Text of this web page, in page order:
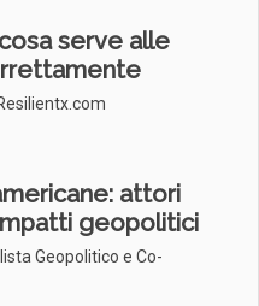
serve alle
attori
geopolitici
Geopolitico e Co-